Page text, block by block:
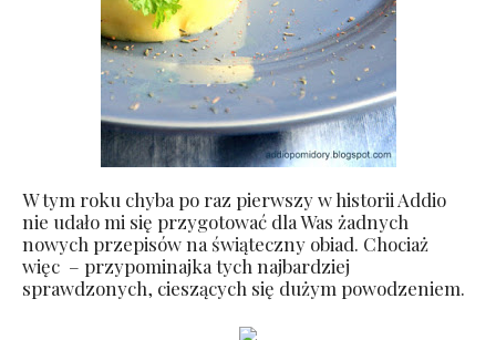
W tym roku chyba po raz pierwszy w historii Addio
nie udało mi się przygotować dla Was żadnych
nowych przepisów na świąteczny obiad. Chociaż
więc – przypominajka tych najbardziej
sprawdzonych, cieszących się dużym powodzeniem.